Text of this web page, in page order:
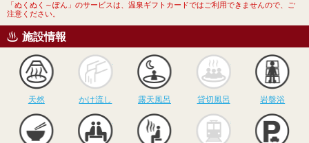
「ぬくぬく～ぽん」のサービスは、温泉ギフトカードではご利用できませんので、ご
注意ください。
施設情報
天然
かけ流し
かけ流し
露天風呂
露天風呂
貸切風呂
貸切風呂 岩盤浴
サウナ